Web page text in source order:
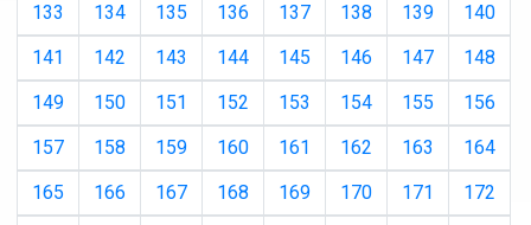
133
134 135 136 137 138 139
140
141
142 143 144 145 146 147
148
149
150 151 152 153 154 155
156
157
158 159 160 161 162 163
164
165
166 167 168 169 170 171
172